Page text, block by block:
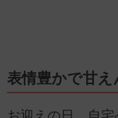
表情豊かで甘